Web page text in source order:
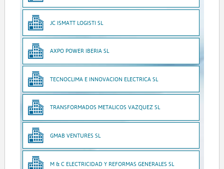
JC ISMATT LOGISTI SL
AXPO POWER IBERIA SL
TECNOCLIMA E INNOVACION ELECTRICA SL
TRANSFORMADOS METALICOS VAZQUEZ SL
GMAB VENTURES SL
M & C ELECTRICIDAD Y REFORMAS GENERALES SL